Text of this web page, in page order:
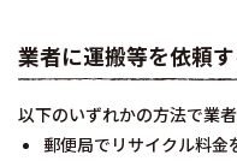
業者に運搬等を依頼
以下のいずれかの方法で業
郵便局でリサイクル料金